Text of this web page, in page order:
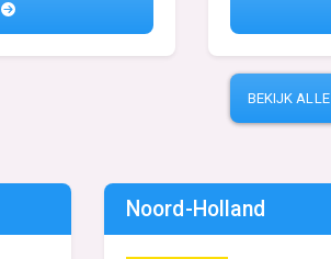
BEKIJK ALLE
Noord-Holland